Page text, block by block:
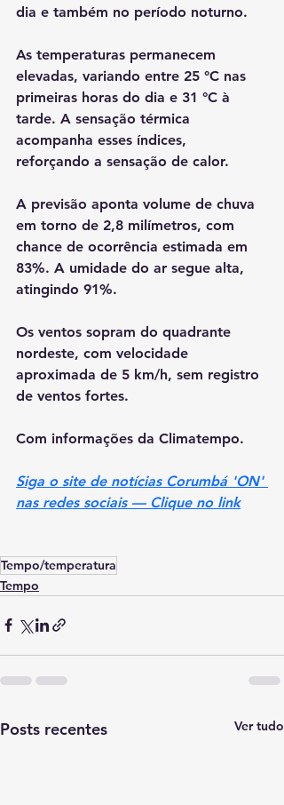
dia e também no período noturno.
As temperaturas permanecem
elevadas, variando entre 25 °C nas
primeiras horas do dia e 31 °C à
tarde. A sensação térmica
acompanha esses índices,
reforçando a sensação de calor.
A previsão aponta volume de chuva
em torno de 2,8 milímetros, com
chance de ocorrência estimada em
83%. A umidade do ar segue alta,
atingindo 91%.
Os ventos sopram do quadrante
nordeste, com velocidade
aproximada de 5 km/h, sem registro
de ventos fortes.
Com informações da Climatempo.
Siga o site de notícias Corumbá 'ON'
nas redes sociais — Clique no link
Tempo/temperatura
Tempo
Posts recentes Ver tudo